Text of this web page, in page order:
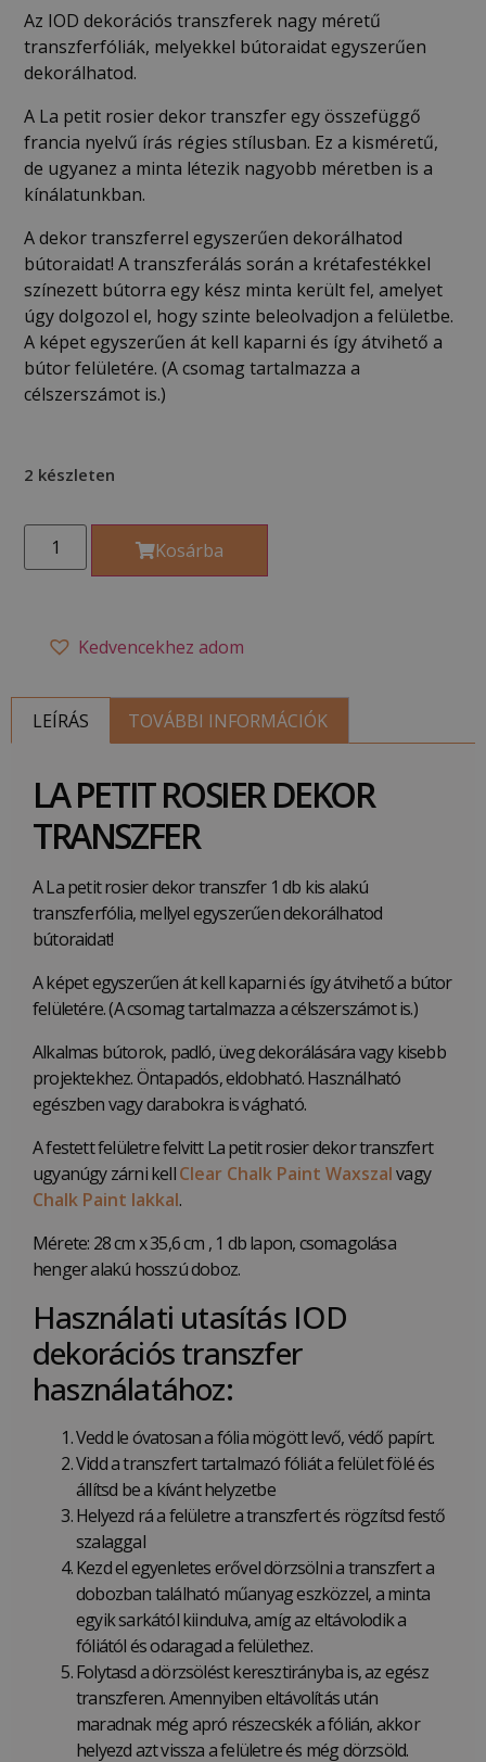
Az IOD dekorációs transzferek nagy méretű
transzferfóliák, melyekkel bútoraidat egyszerűen
dekorálhatod.
A La petit rosier dekor transzfer egy összefüggő
francia nyelvű írás régies stílusban. Ez a kisméretű,
de ugyanez a minta létezik nagyobb méretben is a
kínálatunkban.
A dekor transzferrel egyszerűen dekorálhatod
bútoraidat! A transzferálás során a krétafestékkel
színezett bútorra egy kész minta került fel, amelyet
úgy dolgozol el, hogy szinte beleolvadjon a felületbe.
A képet egyszerűen át kell kaparni és így átvihető a
bútor felületére. (A csomag tartalmazza a
célszerszámot is.)
2 készleten
Kosárba
Kedvencekhez adom
LEÍRÁS TOVÁBBI INFORMÁCIÓK
LA PETIT ROSIER DEKOR
TRANSZFER
A La petit rosier dekor transzfer 1 db kis alakú
transzferfólia, mellyel egyszerűen dekorálhatod
bútoraidat!
A képet egyszerűen át kell kaparni és így átvihető a bútor
felületére. (A csomag tartalmazza a célszerszámot is.)
Alkalmas bútorok, padló, üveg dekorálására vagy kisebb
projektekhez. Öntapadós, eldobható. Használható
egészben vagy darabokra is vágható.
A festett felületre felvitt La petit rosier dekor transzfert
ugyanúgy zárni kellClear Chalk Paint Waxszalvagy
Chalk Paint lakkal.
Mérete: 28 cm x 35,6 cm , 1 db lapon, csomagolása
henger alakú hosszú doboz.
Használati utasítás IOD
dekorációs transzfer
használatához:
Vedd le óvatosan a fólia mögött levő, védő papírt.
Vidd a transzfert tartalmazó fóliát a felület fölé és
állítsd be a kívánt helyzetbe
Helyezd rá a felületre a transzfert és rögzítsd festő
szalaggal
Kezd el egyenletes erővel dörzsölni a transzfert a
dobozban található műanyag eszközzel, a minta
egyik sarkától kiindulva, amíg az eltávolodik a
fóliától és odaragad a felülethez.
Folytasd a dörzsölést keresztirányba is, az egész
transzferen. Amennyiben eltávolítás után
maradnak még apró részecskék a fólián, akkor
helyezd azt vissza a felületre és még dörzsöld.